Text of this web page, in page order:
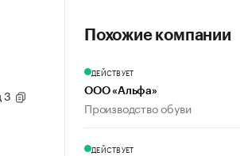
3
Похожие компании
ДЕЙСТВУЕТ
ООО «Альфа»
Производство обуви
ДЕЙСТВУЕТ